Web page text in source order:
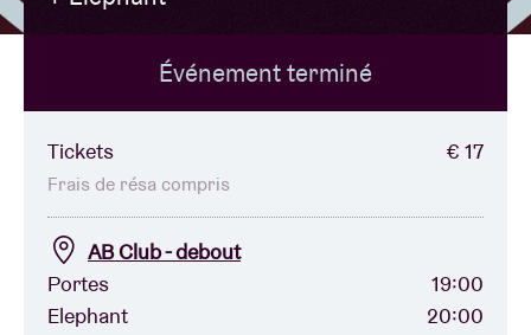
Location de salles
BRDCST
ABtv
Chèque-concert
Événement terminé
Tickets € 17
Frais de résa compris
AB Club - debout
Portes
19:00
Elephant
20:00